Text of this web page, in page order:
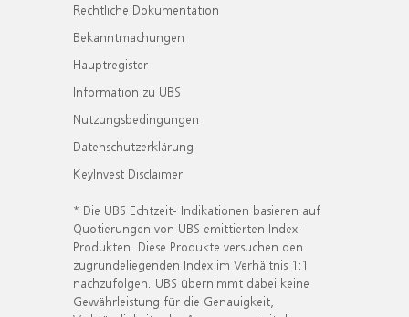
Rechtliche Dokumentation
Bekanntmachungen
Hauptregister
Information zu UBS
Nutzungsbedingungen
Datenschutzerklärung
KeyInvest Disclaimer
* Die UBS Echtzeit- Indikationen basieren auf
Quotierungen von UBS emittierten Index-
Produkten. Diese Produkte versuchen den
zugrundeliegenden Index im Verhältnis 1:1
nachzufolgen. UBS übernimmt dabei keine
Gewährleistung für die Genauigkeit,